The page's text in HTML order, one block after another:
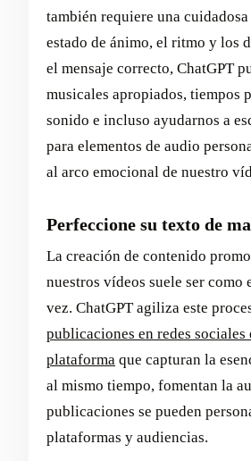
también requiere una
estado de ánimo, el ritmo y los
el mensaje correcto, ChatGPT
musicales apropiados, tiempos
sonido e incluso ayudarnos a
para elementos de audio
al arco emocional de nuestro
Perfeccione su texto de
La creación de contenido
nuestros vídeos suele ser como
vez. ChatGPT agiliza este
publicaciones en redes sociales
plataforma que capturan la
al mismo tiempo, fomentan la
publicaciones se pueden
plataformas y audiencias.